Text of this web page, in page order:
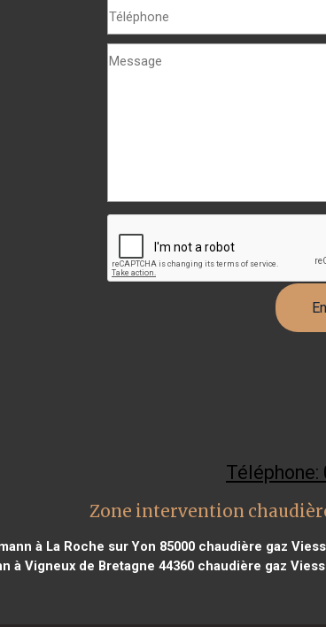
Téléphone:
Zone intervention
à La Roche sur Yon 85000 chaudière gaz
à Vigneux de Bretagne 44360chaudière gaz